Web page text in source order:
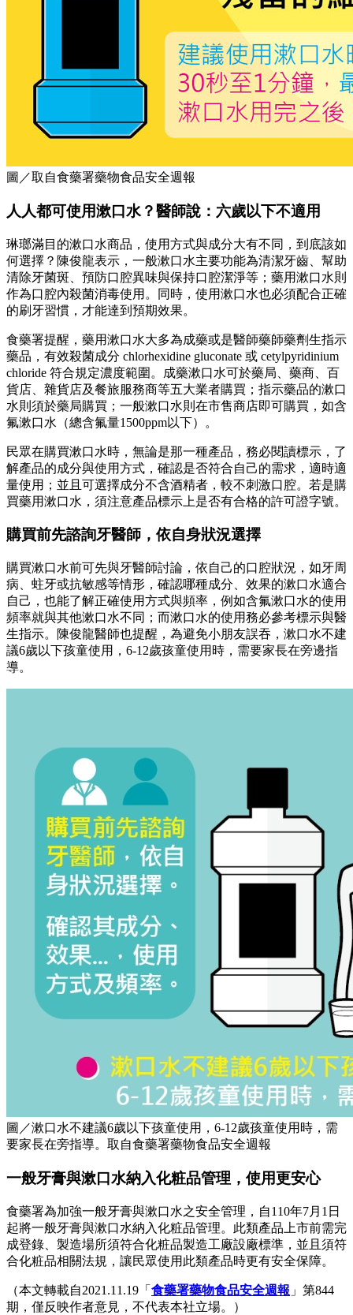
圖／取自食藥署藥物食品安全週報
人人都可使用漱口水？醫師說：六歲以下不適用
琳瑯滿目的漱口水商品，使用方式與成分大有不同，到底該如
何選擇？陳俊龍表示，一般漱口水主要功能為清潔牙齒、幫助
清除牙菌斑、預防口腔異味與保持口腔潔淨等；藥用漱口水則
作為口腔內殺菌消毒使用。同時，使用漱口水也必須配合正確
的刷牙習慣，才能達到預期效果。
食藥署提醒，藥用漱口水大多為成藥或是醫師藥師藥劑生指示
藥品，有效殺菌成分 chlorhexidine gluconate 或 cetylpyridinium
chloride 符合規定濃度範圍。成藥漱口水可於藥局、藥商、百
貨店、雜貨店及餐旅服務商等五大業者購買；指示藥品的漱口
水則須於藥局購買；一般漱口水則在市售商店即可購買，如含
氟漱口水（總含氟量1500ppm以下）。
民眾在購買漱口水時，無論是那一種產品，務必閱讀標示，了
解產品的成分與使用方式，確認是否符合自己的需求，適時適
量使用；並且可選擇成分不含酒精者，較不刺激口腔。若是購
買藥用漱口水，須注意產品標示上是否有合格的許可證字號。
購買前先諮詢牙醫師，依自身狀況選擇
購買漱口水前可先與牙醫師討論，依自己的口腔狀況，如牙周
病、蛀牙或抗敏感等情形，確認哪種成分、效果的漱口水適合
自己，也能了解正確使用方式與頻率，例如含氟漱口水的使用
頻率就與其他漱口水不同；而漱口水的使用務必參考標示與醫
生指示。陳俊龍醫師也提醒，為避免小朋友誤吞，漱口水不建
議6歲以下孩童使用，6-12歲孩童使用時，需要家長在旁邊指
導。
圖／漱口水不建議6歲以下孩童使用，6-12歲孩童使用時，需
要家長在旁指導。取自食藥署藥物食品安全週報
一般牙膏與漱口水納入化粧品管理，使用更安心
食藥署為加強一般牙膏與漱口水之安全管理，自110年7月1日
起將一般牙膏與漱口水納入化粧品管理。此類產品上市前需完
成登錄、製造場所須符合化粧品製造工廠設廠標準，並且須符
合化粧品相關法規，讓民眾使用此類產品時更有安全保障。
（本文轉載自2021.11.19「 食藥署藥物食品安全週報 」第844
期，僅反映作者意見，不代表本社立場。）